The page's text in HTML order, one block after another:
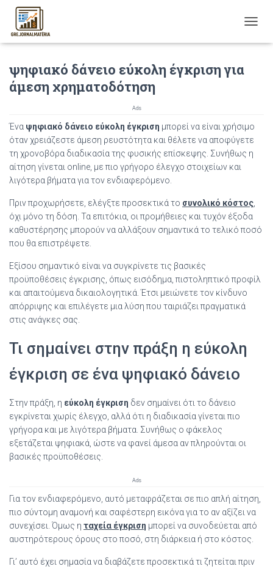
O
V
A
N
ψηφιακό δάνειο εύκολη έγκριση για
άμεση χρηματοδότηση
Ads
Ένα ψηφιακό δάνειο εύκολη έγκριση μπορεί να είναι χρήσιμο
όταν χρειάζεστε άμεση ρευστότητα και θέλετε να αποφύγετε
τη χρονοβόρα διαδικασία της φυσικής επίσκεψης. Συνήθως η
αίτηση γίνεται online, με πιο γρήγορο έλεγχο στοιχείων και
λιγότερα βήματα για τον ενδιαφερόμενο.
Πριν προχωρήσετε, ελέγξτε προσεκτικά το συνολικό κόστος
όχι μόνο τη δόση. Τα επιτόκια, οι προμήθειες και τυχόν έξοδα
καθυστέρησης μπορούν να αλλάξουν σημαντικά το τελικό ποσό
που θα επιστρέψετε.
Εξίσου σημαντικό είναι να συγκρίνετε τις βασικές
προϋποθέσεις έγκρισης, όπως εισόδημα, πιστοληπτικό προφίλ
και απαιτούμενα δικαιολογητικά. Έτσι μειώνετε τον κίνδυνο
απόρριψης και επιλέγετε μια λύση που ταιριάζει πραγματικά
στις ανάγκες σας.
Τι σημαίνει στην πράξη η εύκολη
έγκριση σε ένα ψηφιακό δάνειο
Στην πράξη, η εύκολη έγκριση δεν σημαίνει ότι το δάνειο
εγκρίνεται χωρίς έλεγχο, αλλά ότι η διαδικασία γίνεται πιο
γρήγορα και με λιγότερα βήματα. Συνήθως ο φάκελος
εξετάζεται ψηφιακά, ώστε να φανεί άμεσα αν πληρούνται οι
βασικές προϋποθέσεις.
Ads
Για τον ενδιαφερόμενο, αυτό μεταφράζεται σε πιο απλή αίτηση,
πιο σύντομη αναμονή και σαφέστερη εικόνα για το αν αξίζει να
συνεχίσει. Όμως η ταχεία έγκριση μπορεί να συνοδεύεται από
αυστηρότερους όρους στο ποσό, στη διάρκεια ή στο κόστος.
Γι’ αυτό έχει σημασία να διαβάζετε προσεκτικά τι ζητείται πριν